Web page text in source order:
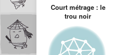
Court métrage : le
trou noir